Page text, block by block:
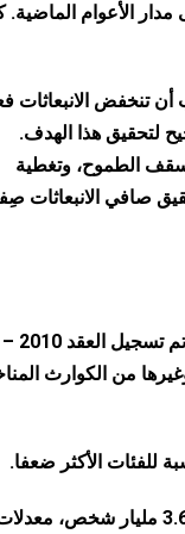
الأعوام الماضية.
الصناعة، يجب أن تنخفض الانبعاثات
سقف الطموح، وتغطية
صافي الانبعاثات
من الكوارث
للفئات الأكثر ضعفا.
في الفترة بين عامي 2010 و2020، شهدت المناطق شديدة التأثر، والتي تضم ما يقرب من 3.3 إلى 3.6 مليار شخص،